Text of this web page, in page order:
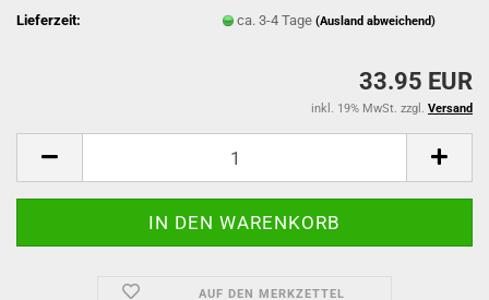
Lieferzeit:
ca. 3-4 Tage(Ausland abweichend)
33.95 EUR
inkl. 19% MwSt. zzgl. Versand
AUF DEN MERKZETTEL